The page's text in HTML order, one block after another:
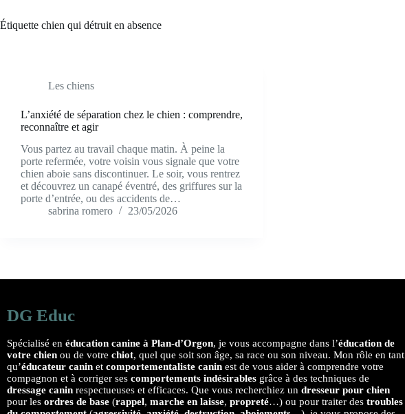
Étiquette chien qui détruit en absence
Les chiens
L’anxiété de séparation chez le chien : comprendre,
reconnaître et agir
Vous partez au travail chaque matin. À peine la
porte refermée, votre voisin vous signale que votre
chien aboie sans discontinuer. Le soir, vous rentrez
et découvrez un canapé éventré, des griffures sur la
porte d’entrée, ou des accidents de…
sabrina romero
23/05/2026
DG Educ
Spécialisé en éducation canine à Plan-d’Orgon, je vous accompagne dans l’éducation de
votre chien ou de votre chiot, quel que soit son âge, sa race ou son niveau. Mon rôle en tant
qu’éducateur canin et comportementaliste canin est de vous aider à comprendre votre
compagnon et à corriger ses comportements indésirables grâce à des techniques de
dressage canin respectueuses et efficaces. Que vous recherchiez un dresseur pour chien
pour les ordres de base (rappel, marche en laisse, propreté…) ou pour traiter des troubles